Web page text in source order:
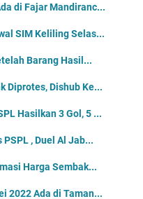
di Fajar Mandiranc...
SIM Keliling Selas...
Barang Hasil...
Diprotes, Dishub Ke...
Hasilkan 3 Gol, 5 ...
, Duel Al Jab...
Harga Sembak...
2022 Ada di Taman...